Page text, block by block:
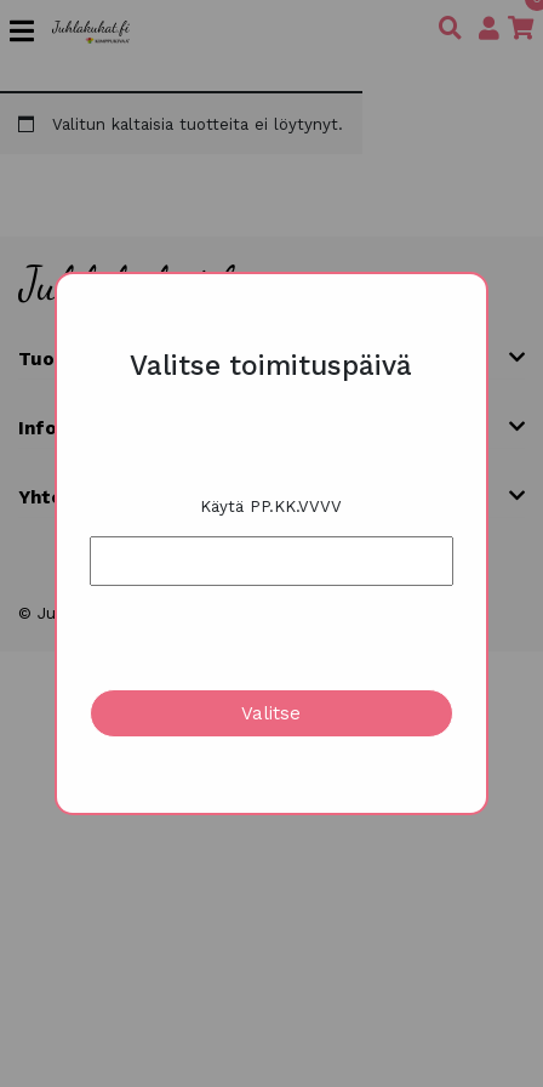
Valitse toimituspäivä
Käytä PP.KK.VVVV
Valitse
Valitun kaltaisia tuotteita ei löytynyt.
Tuoteryhmät
Info
Yhteystiedot
© Juhlakukat 2026